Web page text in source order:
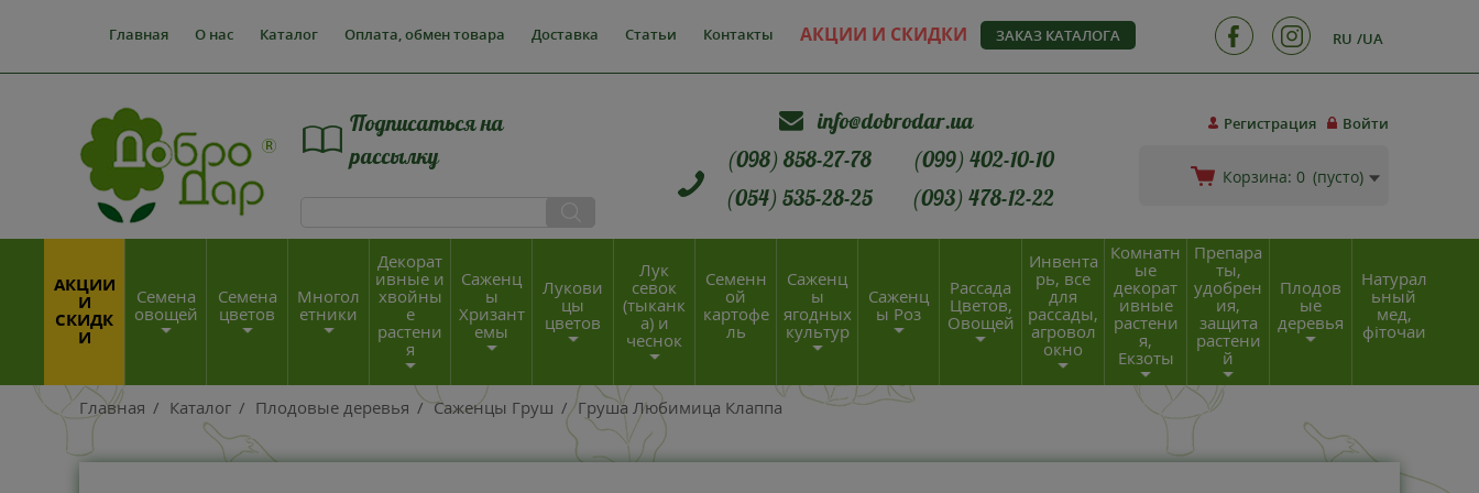
Главная О нас Каталог Оплата, обмен товара Доставка Статьи Контакты АКЦИИ И СКИДКИ ЗАКАЗ КАТАЛОГА RU UA
Регистрация Войти
Корзина: 0 (пусто)
Подписаться на
рассылку
info@dobrodar.ua
(098) 858-27-78
(099) 402-10-10
(054) 535-28-25
(093) 478-12-22
АКЦИИ
И
СКИДК
И
Семена
овощей
Семена
цветов
Многол
етники
Декорат
ивные и
хвойны
е
растени
я
Саженц
ы
Хризант
емы
Лукови
цы
цветов
Лук
севок
(тыканк
а) и
чеснок
Семенн
ой
картофе
ль
Саженц
ы
ягодных
культур
Саженц
ы Роз
Рассада
Цветов,
Овощей
Инвента
рь, все
для
рассады,
агровол
окно
Комнатн
ые
декорат
ивные
растени
я,
Екзоты
Препара
ты,
удобрен
ия,
защита
растени
й
Плодов
ые
деревья
Натурал
ьный
мед,
фіточаи
Главная / Каталог / Плодовые деревья / Саженцы Груш / Груша Любимица Клаппа